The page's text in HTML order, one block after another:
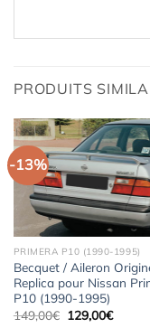
PRODUITS
-13%
PRIMERA P10 (1990-1995)
Becquet / Aileron
Replica pour Nissan
P10 (1990-1995)
149,00€ Le
129,00€Le